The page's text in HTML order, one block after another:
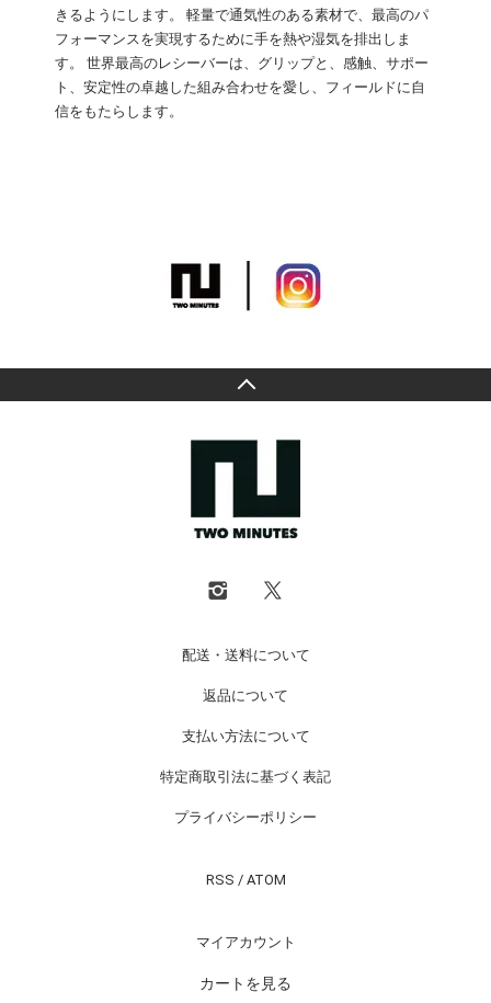
きるようにします。 軽量で通気性のある素材で、最高のパ
フォーマンスを実現するために手を熱や湿気を排出しま
す。 世界最高のレシーバーは、グリップと、感触、サポー
ト、安定性の卓越した組み合わせを愛し、フィールドに自
信をもたらします。
配送・送料について
返品について
支払い方法について
特定商取引法に基づく表記
プライバシーポリシー
RSS / ATOM
マイアカウント
カートを見る